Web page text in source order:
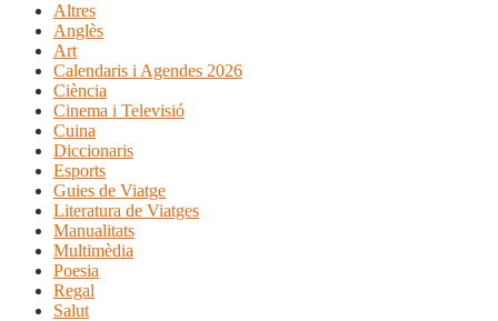
Altres
Anglès
Art
Calendaris i Agendes 2026
Ciència
Cinema i Televisió
Cuina
Diccionaris
Esports
Guies de Viatge
Literatura de Viatges
Manualitats
Multimèdia
Poesia
Regal
Salut